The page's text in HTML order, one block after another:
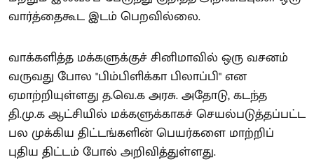
வார்த்தைகூட இடம் பெறவில்லை.
வாக்களித்த மக்களுக்குச் சினிமாவில் ஒரு வசனம்
வருவது போல "பிம்பிளிக்கா பிலாப்பி" என
ஏமாற்றியுள்ளது த.வெ.க அரசு. அதோடு, கடந்த
தி.மு.க ஆட்சியில் மக்களுக்காகச் செயல்படுத்தப்பட்ட
பல முக்கிய திட்டங்களின் பெயர்களை மாற்றிப்
புதிய திட்டம் போல் அறிவித்துள்ளது.